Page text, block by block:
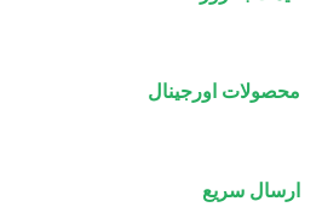
محصولات اورجینال
ارسال سریع